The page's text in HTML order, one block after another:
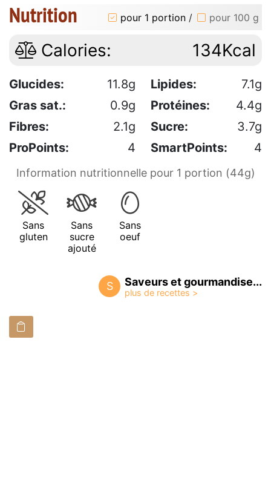
Nutrition pour 1 portion / pour 100 g
Calories: 134Kcal
Glucides: 11.8g Lipides:
7.1g
Gras sat.:
0.9g Protéines:
4.4g
Fibres:
2.1g Sucre:
3.7g
ProPoints:
4 SmartPoints: 4
Information nutritionnelle pour 1 portion (44g)
Sans
gluten
Sans
sucre
ajouté
Sans
oeuf
S Saveurs et gourmandise...